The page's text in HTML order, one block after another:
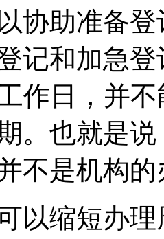
协助准备
记和加急
作日，并
。也就是
不是机构
以缩短办